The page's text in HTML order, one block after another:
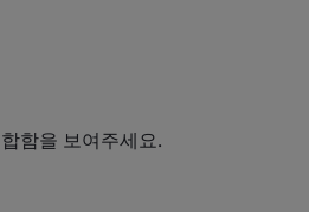
함을 보여주세요.